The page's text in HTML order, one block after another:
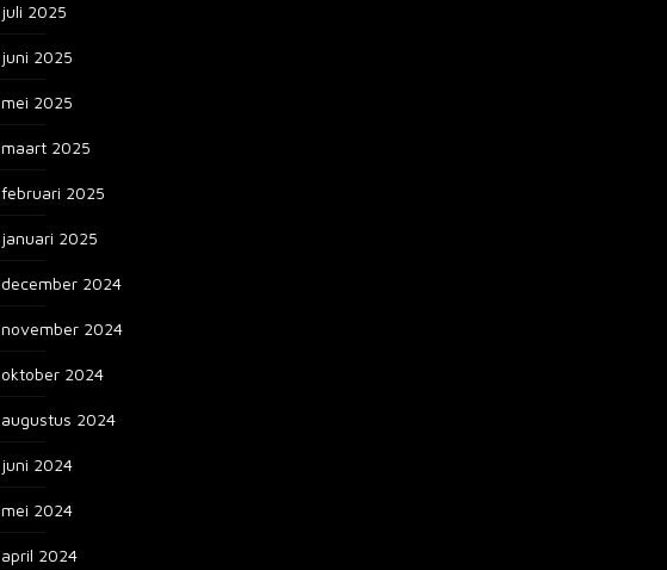
juli 2025
juni 2025
mei 2025
maart 2025
februari 2025
januari 2025
december 2024
november 2024
oktober 2024
augustus 2024
juni 2024
mei 2024
april 2024